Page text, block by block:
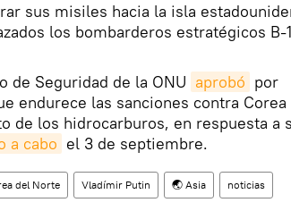
sus misiles hacia la isla
los bombarderos estratégicos B-
de Seguridad de la ONU aprobó por
endurece las sanciones contra
de los hidrocarburos, en respuesta a
a cabo el 3 de septiembre.
del Norte Vladímir Putin 🌏 Asia noticias